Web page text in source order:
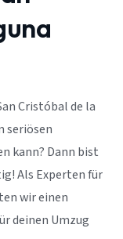
Cristóbal de la
seriösen
kann? Dann bist
Als Experten für
wir einen
deinen Umzug